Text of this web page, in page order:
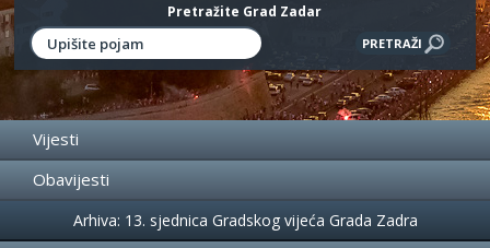
Pretražite Grad Zadar
Vijesti
Obavijesti
Događanja
Arhiva: 13. sjednica Gradskog vijeća Grada Zadra